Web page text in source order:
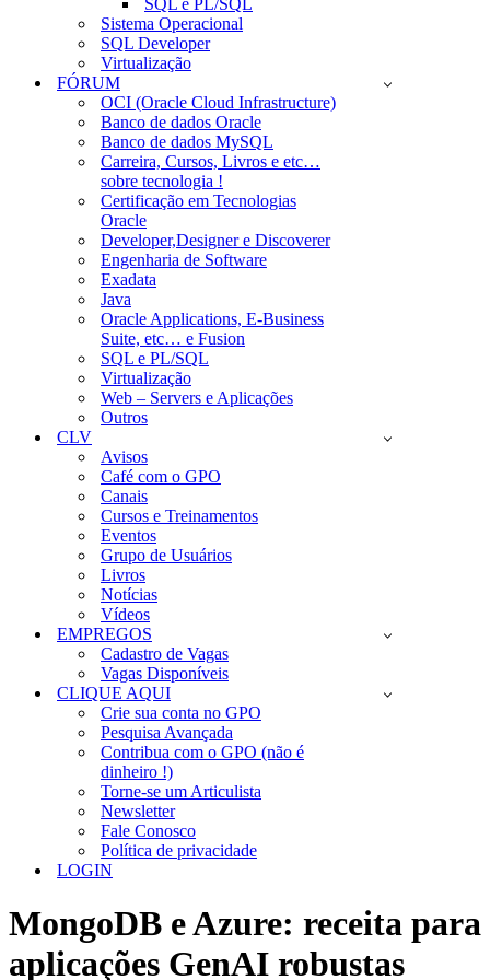
SQL e PL/SQL
Sistema Operacional
SQL Developer
Virtualização
FÓRUM
OCI (Oracle Cloud Infrastructure)
Banco de dados Oracle
Banco de dados MySQL
Carreira, Cursos, Livros e etc…
sobre tecnologia !
Certificação em Tecnologias
Oracle
Developer,Designer e Discoverer
Engenharia de Software
Exadata
Java
Oracle Applications, E-Business
Suite, etc… e Fusion
SQL e PL/SQL
Virtualização
Web – Servers e Aplicações
Outros
CLV
Avisos
Café com o GPO
Canais
Cursos e Treinamentos
Eventos
Grupo de Usuários
Livros
Notícias
Vídeos
EMPREGOS
Cadastro de Vagas
Vagas Disponíveis
CLIQUE AQUI
Crie sua conta no GPO
Pesquisa Avançada
Contribua com o GPO (não é
dinheiro !)
Torne-se um Articulista
Newsletter
Fale Conosco
Política de privacidade
LOGIN
MongoDB e Azure: receita para
aplicações GenAI robustas